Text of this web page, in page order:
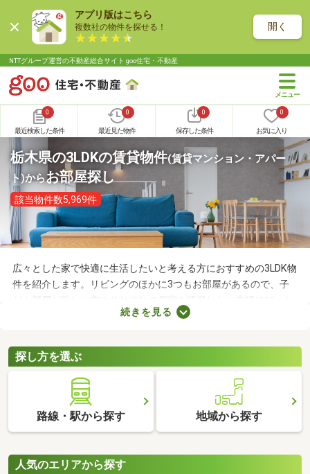
アプリ版はこちら
複数社の物件を探せる！ 開く
NTTグループ運営の不動産総合サイト goo住宅・不動産
0
最近検索した条件
0
最近見た物件
0
保存した条件
0
お気に入り
栃木県の3LDKの賃貸物件(賃貸マンション・アパー
ト)からお部屋探し
該当物件数5,969件
広々とした家で快適に生活したいと考える方におすすめの3LDK物
件を紹介します。リビングのほかに3つもお部屋があるので、子
ども部屋が欲しい方やそれぞれの個室を確保したい夫婦にぴった
り。物件のなかには新しい設備を用意しているところもあるの
くださいね。
続きを見る
探し方を選ぶ
路線・駅から探す 地域から探す
人気のエリアから探す